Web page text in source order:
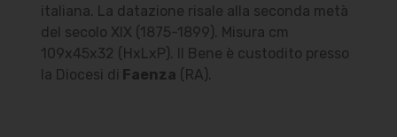
italiana. La datazione risale alla seconda metà
del secolo XIX (1875-1899). Misura cm
109x45x32 (HxLxP). Il Bene è custodito presso
la Diocesi di Faenza (RA).